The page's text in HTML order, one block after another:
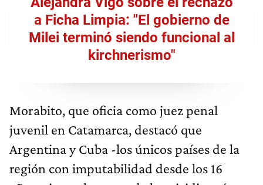
a Ficha Limpia: "El gobierno de
Milei terminó siendo funcional al
kirchnerismo"
Morabito, que oficia como juez penal
juvenil en Catamarca, destacó que
Argentina y Cuba -los únicos países de la
región con imputabilidad desde los 16